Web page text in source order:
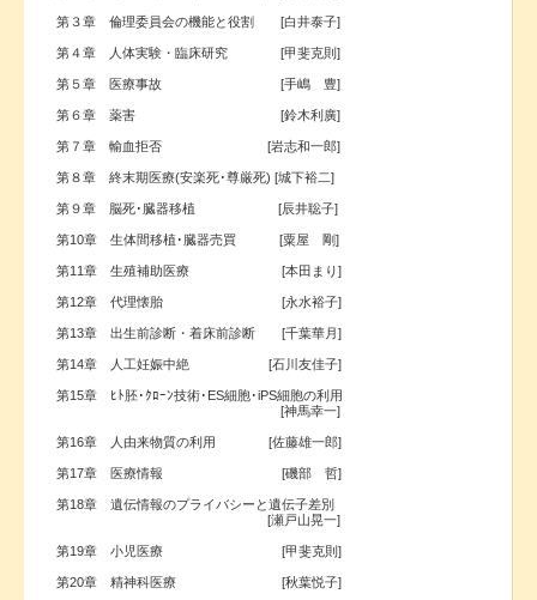
第３章 倫理委員会の機能と役割 [白井泰子]
第４章 人体実験・臨床研究 [甲斐克則]
第５章 医療事故 [手嶋 豊]
第６章 薬害 [鈴木利廣]
第７章 輸血拒否 [岩志和一郎]
第８章 終末期医療(安楽死･尊厳死) [城下裕二]
第９章 脳死･臓器移植 [辰井聡子]
第10章 生体間移植･臓器売買 [粟屋 剛]
第11章 生殖補助医療 [本田まり]
第12章 代理懐胎 [永水裕子]
第13章 出生前診断・着床前診断 [千葉華月]
第14章 人工妊娠中絶 [石川友佳子]
第15章 ﾋﾄ胚･ｸﾛｰﾝ技術･ES細胞･iPS細胞の利用
[神馬幸一]
第16章 人由来物質の利用 [佐藤雄一郎]
第17章 医療情報 [磯部 哲]
第18章 遺伝情報のプライバシーと遺伝子差別
[瀬戸山晃一]
第19章 小児医療 [甲斐克則]
第20章 精神科医療 [秋葉悦子]